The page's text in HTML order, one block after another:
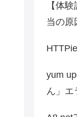
【体
当の原
yum
ん」エ